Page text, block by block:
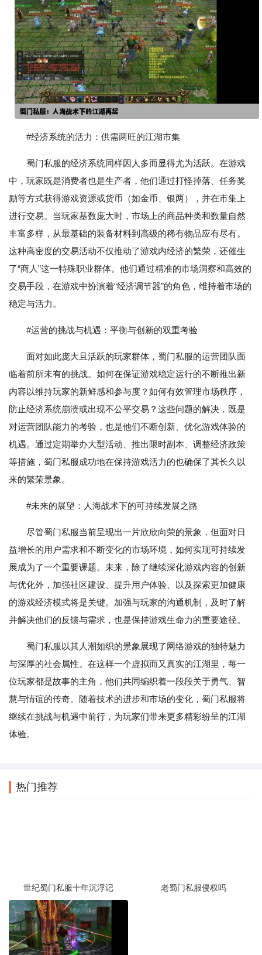
#经济系统的活力：供需两旺的江湖市集
蜀门私服的经济系统同样因人多而显得尤为活跃。在游戏
中，玩家既是消费者也是生产者，他们通过打怪掉落、任务奖
励等方式获得游戏资源或货币（如金币、银两），并在市集上
进行交易。当玩家基数庞大时，市场上的商品种类和数量自然
丰富多样，从最基础的装备材料到高级的稀有物品应有尽有。
这种高密度的交易活动不仅推动了游戏内经济的繁荣，还催生
了“商人”这一特殊职业群体。他们通过精准的市场洞察和高效的
交易手段，在游戏中扮演着“经济调节器”的角色，维持着市场的
稳定与活力。
#运营的挑战与机遇：平衡与创新的双重考验
面对如此庞大且活跃的玩家群体，蜀门私服的运营团队面
临着前所未有的挑战。如何在保证游戏稳定运行的不断推出新
内容以维持玩家的新鲜感和参与度？如何有效管理市场秩序，
防止经济系统崩溃或出现不公平交易？这些问题的解决，既是
对运营团队能力的考验，也是他们不断创新、优化游戏体验的
机遇。通过定期举办大型活动、推出限时副本、调整经济政策
等措施，蜀门私服成功地在保持游戏活力的也确保了其长久以
来的繁荣景象。
#未来的展望：人海战术下的可持续发展之路
尽管蜀门私服当前呈现出一片欣欣向荣的景象，但面对日
益增长的用户需求和不断变化的市场环境，如何实现可持续发
展成为了一个重要课题。未来，除了继续深化游戏内容的创新
与优化外，加强社区建设、提升用户体验、以及探索更加健康
的游戏经济模式将是关键。加强与玩家的沟通机制，及时了解
并解决他们的反馈与需求，也是保持游戏生命力的重要途径。
蜀门私服以其人潮如织的景象展现了网络游戏的独特魅力
与深厚的社会属性。在这样一个虚拟而又真实的江湖里，每一
位玩家都是故事的主角，他们共同编织着一段段关于勇气、智
慧与情谊的传奇。随着技术的进步和市场的变化，蜀门私服将
继续在挑战与机遇中前行，为玩家们带来更多精彩纷呈的江湖
体验。
热门推荐
世纪蜀门私服十年沉浮记 老蜀门私服侵权吗